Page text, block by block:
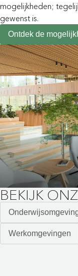
mogelijkheden;
gewenst is.
Ontdek de
BEKIJK
Werkomgevingen